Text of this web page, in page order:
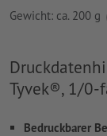
Gewicht: ca. 200 g
Tyvek®, 1/0-
Bedruckbarer